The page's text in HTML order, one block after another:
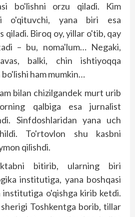
bo'lishni orzu qiladi. Kim
o'qituvchi, yana biri esa
qiladi. Biroq oy, yillar o'tib, qay
– bu, noma'lum… Negaki,
balki, chin ishtiyoqqa
ham mumkin…
bilan chizilgandek murt urib
qalbiga esa jurnalist
Sinfdoshlaridan yana uch
To'rtovlon shu kasbni
qilishdi.
bitirib, ularning biri
institutiga, yana bosh­qasi
institutiga o'qishga kirib ketdi.
Toshkentga borib, tillar